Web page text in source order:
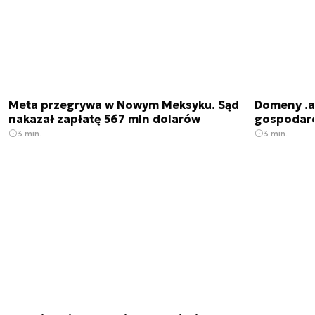
Meta przegrywa w Nowym Meksyku. Sąd
nakazał zapłatę 567 mln dolarów
3 min.
Domeny
3 min.